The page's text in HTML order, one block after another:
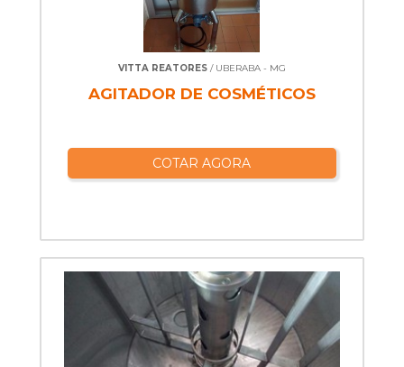
VITTA REATORES/ UBERABA - MG
AGITADOR DE COSMÉTICOS
COTAR AGORA